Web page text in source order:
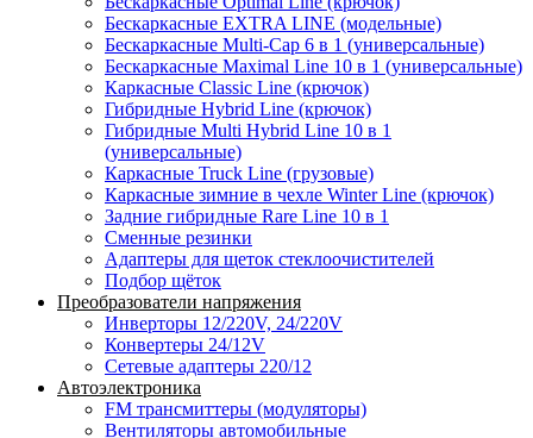
Бескаркасные EXTRA LINE (модельные)
Бескаркасные Multi-Cap 6 в 1 (универсальные)
Бескаркасные Maximal Line 10 в 1 (универсальные)
Каркасные Classic Line (крючок)
Гибридные Hybrid Line (крючок)
Гибридные Multi Hybrid Line 10 в 1
(универсальные)
Каркасные Truck Line (грузовые)
Каркасные зимние в чехле Winter Line (крючок)
Задние гибридные Rare Line 10 в 1
Сменные резинки
Адаптеры для щеток стеклоочистителей
Подбор щёток
Преобразователи напряжения
Инверторы 12/220V, 24/220V
Конвертеры 24/12V
Сетевые адаптеры 220/12
Автоэлектроника
FM трансмиттеры (модуляторы)
Вентиляторы автомобильные